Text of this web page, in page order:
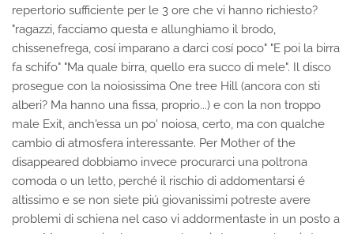
repertorio sufficiente per le 3 ore che vi hanno richiesto?
"ragazzi, facciamo questa e allunghiamo il brodo,
chissenefrega, cosí imparano a darci cosí poco" "E poi la birra
fa schifo" "Ma quale birra, quello era succo di mele". Il disco
prosegue con la noiosissima One tree Hill (ancora con sti
alberi? Ma hanno una fissa, proprio...) e con la non troppo
male Exit, anch'essa un po' noiosa, certo, ma con qualche
cambio di atmosfera interessante. Per Mother of the
disappeared dobbiamo invece procurarci una poltrona
comoda o un letto, perché il rischio di addomentarsi é
altissimo e se non siete piú giovanissimi potreste avere
problemi di schiena nel caso vi addormentaste in un posto a